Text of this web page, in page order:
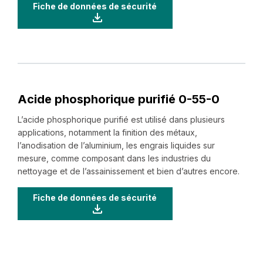
Fiche de données de sécurité
Acide phosphorique purifié ‍0-‍55-‍0
L’acide phosphorique purifié est utilisé dans plusieurs
applications, notamment la finition des métaux,
l’anodisation de l’aluminium, les engrais liquides sur
mesure, comme composant dans les industries du
nettoyage et de l’assainissement et bien d’autres encore.
Fiche de données de sécurité